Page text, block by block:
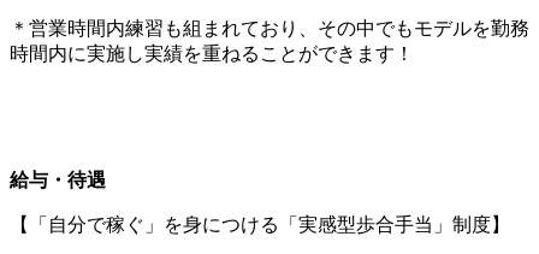
＊営業時間内練習も組まれており、その中でもモデルを勤務
時間内に実施し実績を重ねることができます！
給与・待遇
【「自分で稼ぐ」を身につける「実感型歩合手当」制度】